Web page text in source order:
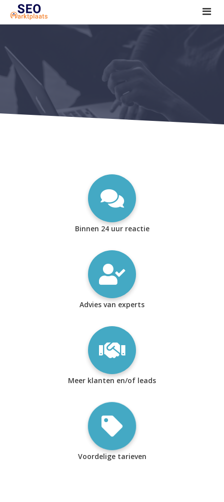
SEO tools reviews
Marketeer bij jou in de buurt?
Offerte
1. Seo voor beginners +
2. Onderzoeken +
Binnen 24 uur reactie
Advies van experts
Meer klanten en/of leads
Voordelige tarieven